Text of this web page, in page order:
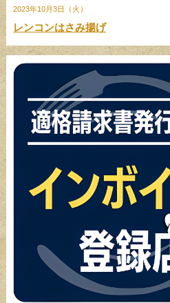
2023年10月3日（火）
レンコンはさみ揚げ